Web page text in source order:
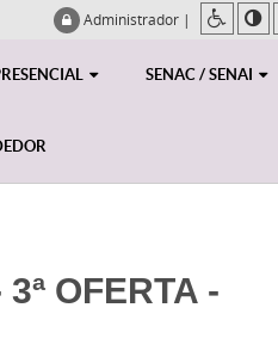
Administrador |
SENAC / SENAI
OFERTA -